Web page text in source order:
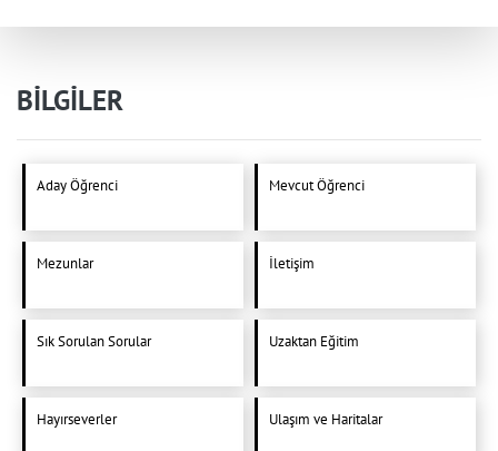
BİLGİLER
Aday Öğrenci Mevcut Öğrenci
Mezunlar İletişim
Sık Sorulan Sorular Uzaktan Eğitim
Hayırseverler Ulaşım ve Haritalar